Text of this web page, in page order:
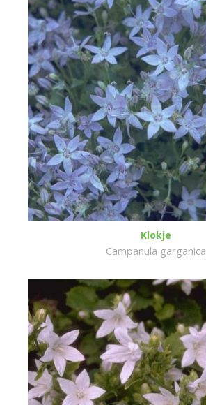
Klokje
Campanula garganica